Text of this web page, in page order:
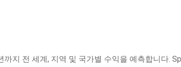
지 전 세계, 지역 및 국가별 수익을 예측합니다.